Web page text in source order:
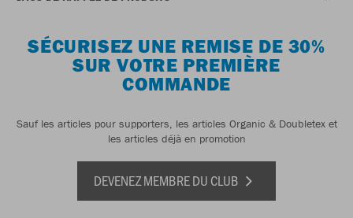
SÉCURISEZ UNE REMISE DE 30%
SUR VOTRE PREMIÈRE
COMMANDE
Sauf les articles pour supporters, les articles Organic & Doubletex et
les articles déjà en promotion
DEVENEZ MEMBRE DU CLUB